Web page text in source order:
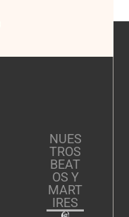
NUES
TROS
BEAT
OS Y
MART
IRES